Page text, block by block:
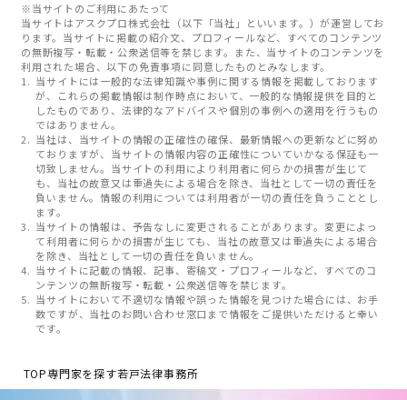
※当サイトのご利用にあたって
当サイトはアスクプロ株式会社（以下「当社」といいます。）が運営してお
ります。当サイトに掲載の紹介文、プロフィールなど、すべてのコンテンツ
の無断複写・転載・公衆送信等を禁じます。また、当サイトのコンテンツを
利用された場合、以下の免責事項に同意したものとみなします。
当サイトには一般的な法律知識や事例に関する情報を掲載しております
が、これらの掲載情報は制作時点において、一般的な情報提供を目的と
したものであり、法律的なアドバイスや個別の事例への適用を行うもの
ではありません。
当社は、当サイトの情報の正確性の確保、最新情報への更新などに努め
ておりますが、当サイトの情報内容の正確性についていかなる保証も一
切致しません。当サイトの利用により利用者に何らかの損害が生じて
も、当社の故意又は重過失による場合を除き、当社として一切の責任を
負いません。情報の利用については利用者が一切の責任を負うこととし
ます。
当サイトの情報は、予告なしに変更されることがあります。変更によっ
て利用者に何らかの損害が生じても、当社の故意又は重過失による場合
を除き、当社として一切の責任を負いません。
当サイトに記載の情報、記事、寄稿文・プロフィールなど、すべてのコ
ンテンツの無断複写・転載・公衆送信等を禁じます。
当サイトにおいて不適切な情報や誤った情報を見つけた場合には、お手
数ですが、当社のお問い合わせ窓口まで情報をご提供いただけると幸い
です。
TOP専門家を探す若戸法律事務所